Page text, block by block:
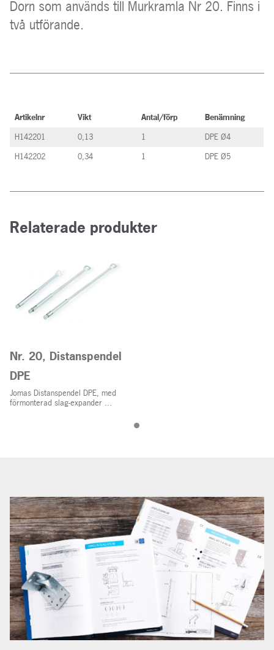
Dorn som används till Murkramla Nr 20. Finns i
två utförande.
Artikelnr Vikt Antal/förp
Benämning
H142201
0,13 1
DPE Ø4
H142202
0,34 1 DPE Ø5
Relaterade produkter
Nr. 20, Distanspendel
DPE
Jomas Distanspendel DPE, med
förmonterad slag-expander ...